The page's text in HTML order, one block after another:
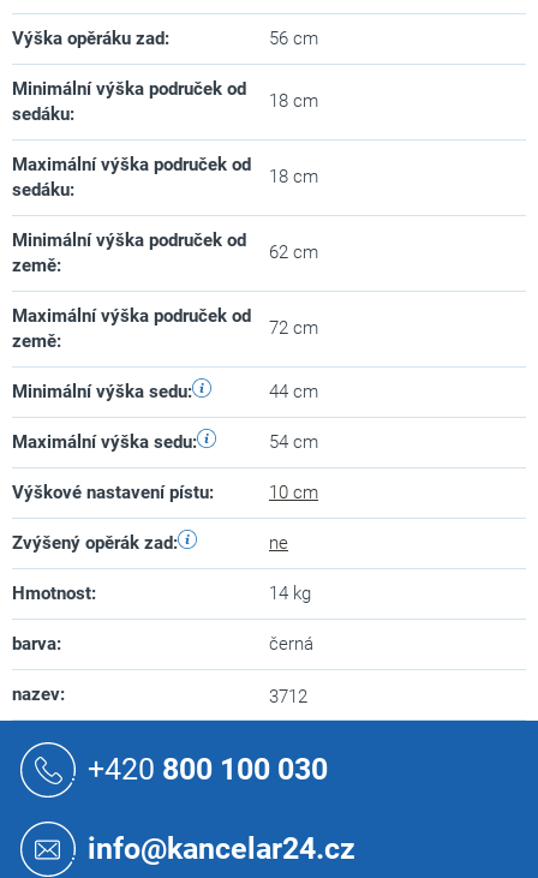
Výška opěráku zad: 56 cm
Minimální výška područek od
sedáku:
18 cm
Maximální výška područek od
sedáku:
18 cm
Minimální výška područek od
země:
62 cm
Maximální výška područek od
země:
72 cm
Minimální výška sedu: 44 cm
Maximální výška sedu: 54 cm
Výškové nastavení pístu: 10 cm
Zvýšený opěrák zad: ne
Hmotnost: 14 kg
barva: černá
nazev: 3712
+420 800 100 030
info@kancelar24.cz